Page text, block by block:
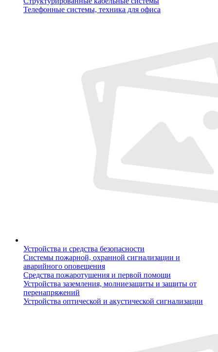
Телефонные системы, техника для офиса
Устройства и средства безопасности
Системы пожарной, охранной сигнализации и
аварийного оповещения
Средства пожаротушения и первой помощи
Устройства заземления, молниезащиты и защиты от
перенапряжений
Устройства оптической и акустической сигнализации